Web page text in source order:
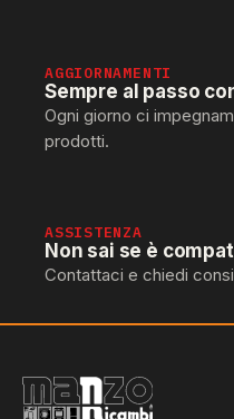
AGGIORNAMENTI
Sempre al passo
Ogni giorno ci
prodotti.
ASSISTENZA
Non sai se è
Contattaci e chiedi